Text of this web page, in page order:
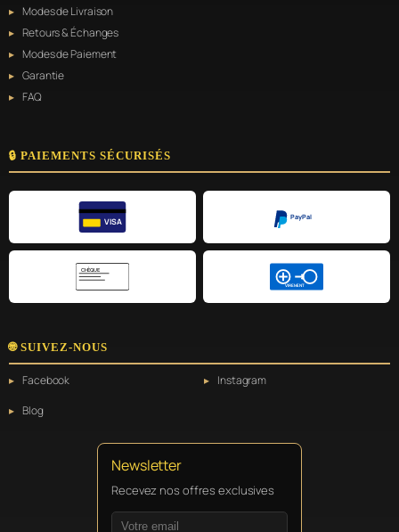
Modes de Livraison
Retours & Échanges
Modes de Paiement
Garantie
FAQ
🔒 PAIEMENTS SÉCURISÉS
VISA
PayPal
CHÈQUE
VIREMENT
🌐 SUIVEZ-NOUS
Facebook
Instagram
Blog
Newsletter
Recevez nos offres exclusives